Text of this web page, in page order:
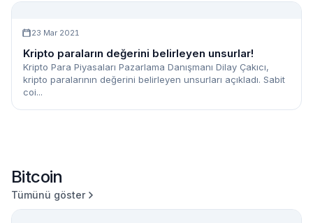
23 Mar 2021
Kripto paraların değerini belirleyen unsurlar!
Kripto Para Piyasaları Pazarlama Danışmanı Dilay Çakıcı,
kripto paralarının değerini belirleyen unsurları açıkladı. Sabit
coi...
Bitcoin
Tümünü göster